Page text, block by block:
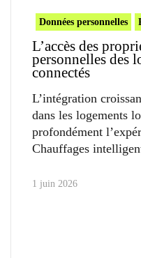
Données personnelles
L’accès des
personnelles des
connectés
L’intégration
dans les logements
profondément
Chauffages
1 juin 2026